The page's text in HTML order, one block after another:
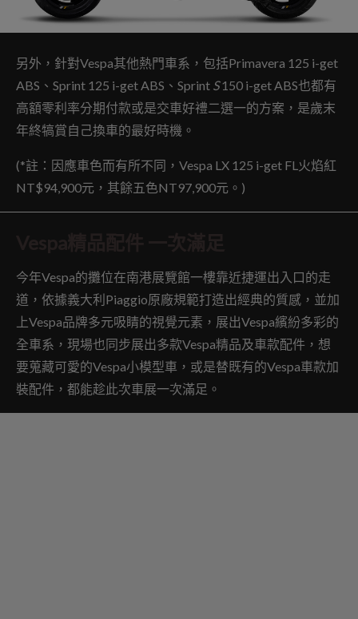
另外，針對Vespa其他熱門車系，包括Primavera 125 i-get
ABS、Sprint 125 i-get ABS、Sprint S150 i-get ABS也都有
高額零利率分期付款或是交車好禮二選一的方案，是歲末
年終犒賞自己換車的最好時機。
(*註：因應車色而有所不同，Vespa LX 125 i-get FL火焰紅
NT$94,900元，其餘五色NT97,900元。)
今年Vespa的攤位在南港展覽館一樓靠近捷運出入口的走
道，依據義大利Piaggio原廠規範打造出經典的質感，並加
上Vespa品牌多元吸睛的視覺元素，展出Vespa繽紛多彩的
全車系，現場也同步展出多款Vespa精品及車款配件，想
要蒐藏可愛的Vespa小模型車，或是替既有的Vespa車款加
裝配件，都能趁此次車展一次滿足。